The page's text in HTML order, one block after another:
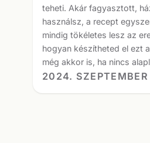
teheti. Akár fagyasztott,
használsz, a recept
mindig tökéletes lesz az
hogyan készítheted el ezt
még akkor is, ha nincs
2024. SZEPTEMBER